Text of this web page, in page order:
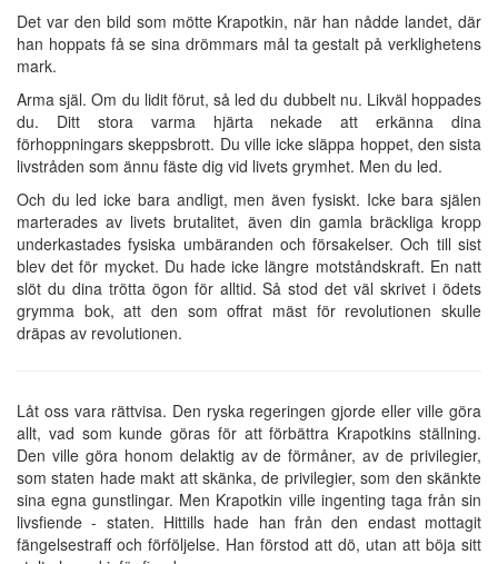
Det var den bild som mötte Krapotkin, när han nådde landet, där
han hoppats få se sina drömmars mål ta gestalt på verklighetens
mark.
Arma själ. Om du lidit förut, så led du dubbelt nu. Likväl hoppades
du. Ditt stora varma hjärta nekade att erkänna dina
förhoppningars skeppsbrott. Du ville icke släppa hoppet, den sista
livstråden som ännu fäste dig vid livets grymhet. Men du led.
Och du led icke bara andligt, men även fysiskt. Icke bara själen
marterades av livets brutalitet, även din gamla bräckliga kropp
underkastades fysiska umbäranden och försakelser. Och till sist
blev det för mycket. Du hade icke längre motståndskraft. En natt
slöt du dina trötta ögon för alltid. Så stod det väl skrivet i ödets
grymma bok, att den som offrat mäst för revolutionen skulle
dräpas av revolutionen.
Låt oss vara rättvisa. Den ryska regeringen gjorde eller ville göra
allt, vad som kunde göras för att förbättra Krapotkins ställning.
Den ville göra honom delaktig av de förmåner, av de privilegier,
som staten hade makt att skänka, de privilegier, som den skänkte
sina egna gunstlingar. Men Krapotkin ville ingenting taga från sin
livsfiende - staten. Hittills hade han från den endast mottagit
fängelsestraff och förföljelse. Han förstod att dö, utan att böja sitt